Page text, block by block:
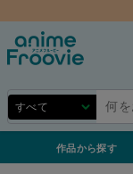
作品から探す